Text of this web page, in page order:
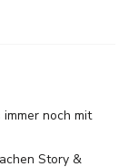
noch mit
Story &